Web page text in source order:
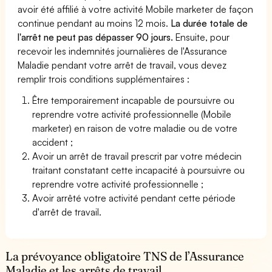
avoir été affilié à votre activité Mobile marketer de façon
continue pendant au moins 12 mois. La durée totale de
l'arrêt ne peut pas dépasser 90 jours. Ensuite, pour
recevoir les indemnités journalières de l'Assurance
Maladie pendant votre arrêt de travail, vous devez
remplir trois conditions supplémentaires :
Être temporairement incapable de poursuivre ou
reprendre votre activité professionnelle (Mobile
marketer) en raison de votre maladie ou de votre
accident ;
Avoir un arrêt de travail prescrit par votre médecin
traitant constatant cette incapacité à poursuivre ou
reprendre votre activité professionnelle ;
Avoir arrêté votre activité pendant cette période
d'arrêt de travail.
La prévoyance obligatoire TNS de l’Assurance